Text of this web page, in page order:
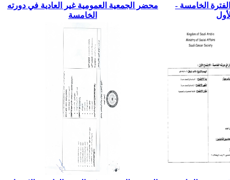
محضر الجمعية العمومية غير العادية في دورته
الخامسة
الخامسة -